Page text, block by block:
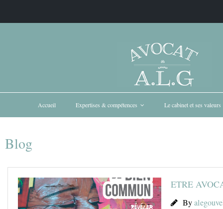
Accueil Expertises & compétences Le cabinet et ses valeurs
Blog
ETRE
By